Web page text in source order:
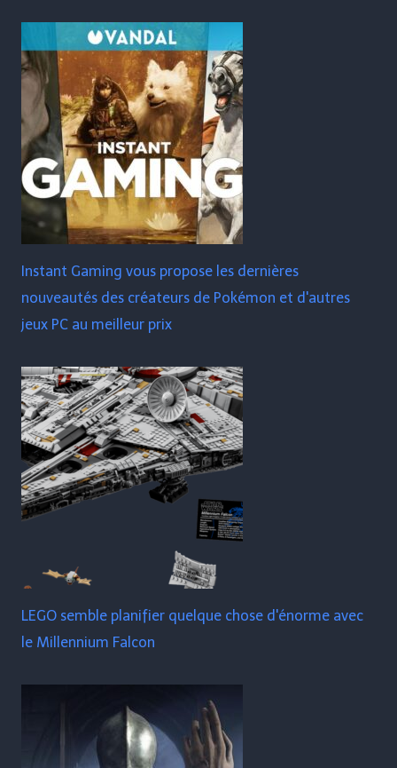
Instant Gaming vous propose les dernières
nouveautés des créateurs de Pokémon et d'autres
jeux PC au meilleur prix
LEGO semble planifier quelque chose d'énorme avec
le Millennium Falcon